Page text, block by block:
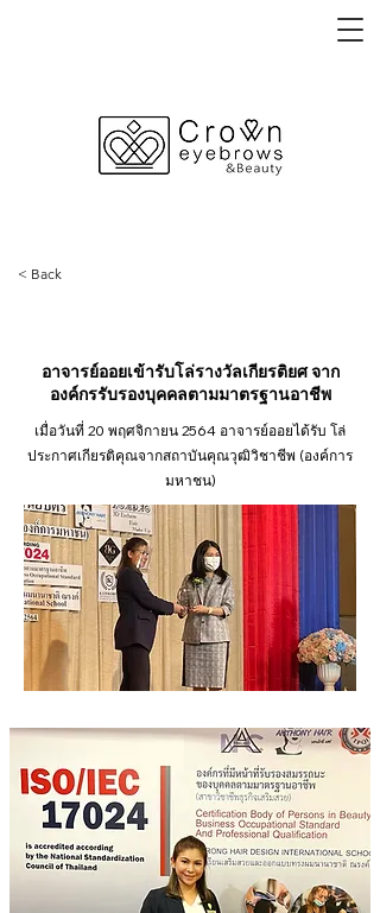
< Back
อาจารย์ออยเข้ารับโล่รางวัลเกียรติยศ จาก
องค์กรรับรองบุคคลตามมาตรฐานอาชีพ
เมื่อวันที่ 20 พฤศจิกายน 2564 อาจารย์ออยได้รับ โล่
ประกาศเกียรติคุณจากสถาบันคุณวุฒิวิชาชีพ (องค์การ
มหาชน)